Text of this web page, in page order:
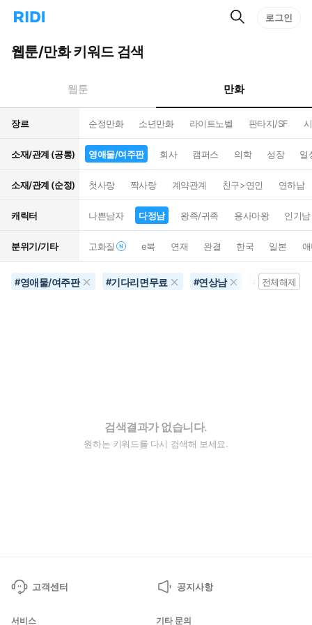
리
홈
으
턴
트
검
로그인
웹툰/만화 키워드 검색
웹툰 만화
장르 순정만화 소년만화 라이트노벨 판타지/SF
소재/관계 (공통) 영애물/여주판 회사 캠퍼스 의학 성장 일
소재/관계 (순정) 첫사랑 짝사랑 계약관계 친구>연인 연하남
캐릭터 나쁜남자 다정남 왕족/귀족 용사마왕 인기남
분위기/기타 고화질 e북 연재 완결 한국 일본
#영애물/여주판 #기다리면무료 #연상남 공포물
전체해제
검색결과가 없습니다.
원하는 키워드를 다시 검색해 보세요.
고객센터 공지사항
서비스 기타 문의